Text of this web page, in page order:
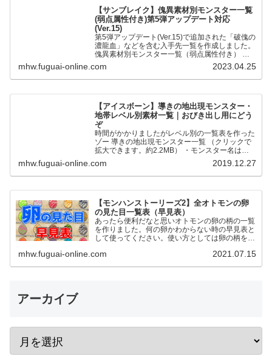
【サンブレイク】傀異素材別モンスター一覧
(弱点属性付き)第5弾アップデート対応
(Ver.15)
第5弾アップデート(Ver.15)で追加された「破傀の
濃龍血」などを含む入手先一覧を作成しました。
傀異素材別モンスター一覧（弱点属性付き） 全
モンスターの傀異化した〇〇素材と弱点属性をま
とめました。…
mhw.fuguai-online.com 2023.04.25
【アイスボーン】導きの地出現モンスター・
地帯レベル別素材一覧｜おびき出し用にどう
ぞ
時間がかかりましたがレベル別の一覧表を作った
ゾー 導きの地出現モンスター一覧 （クリックで
拡大できます。約2.2MB） ・モンスター名は五
十音順です ・●が通常個体、★が歴戦個体です。
・地帯レベルの…
mhw.fuguai-online.com 2019.12.27
【モンハンストーリーズ2】全オトモンの卵
の見た目一覧表（早見表）
あったら便利だなと思いオトモンの卵の柄の一覧
を作りました。何の卵かわからない時の早見表と
して使ってください。使い方としては卵の柄を元
日リオレイア希少種…
mhw.fuguai-online.com 2021.07.15
アーカイブ